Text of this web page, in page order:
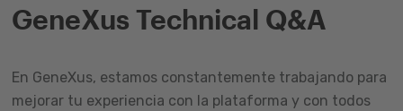
GeneXus Technical Q&A
En GeneXus, estamos constantemente trabajando para
mejorar tu experiencia con la plataforma y con todos